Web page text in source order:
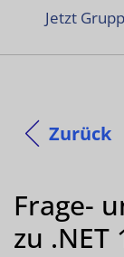
Jetzt
Zurück
Frage-
zu .NET